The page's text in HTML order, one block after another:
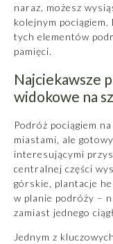
naraz, możesz
kolejnym
tych elementów
pamięci.
Najciekawsze
widokowe na
Podróż pociągiem
miastami, ale
interesującymi
centralnej części
górskie, plantacje
w planie podróży –
zamiast jednego
Jednym z